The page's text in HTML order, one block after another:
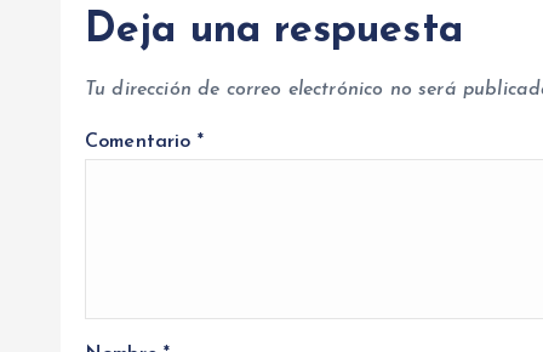
Deja una respuesta
Tu dirección de correo electrónico no será
Comentario *